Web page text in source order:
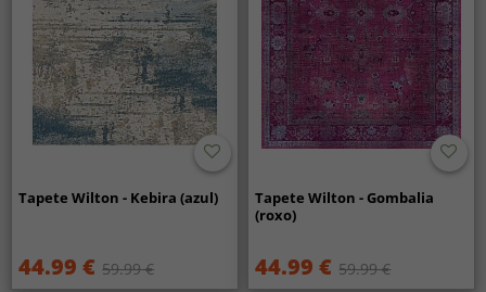
Tapete Wilton - Kebira (azul)
44.99 € 59.99 €
Tapete Wilton - Gombalia
(roxo)
44.99 € 59.99 €